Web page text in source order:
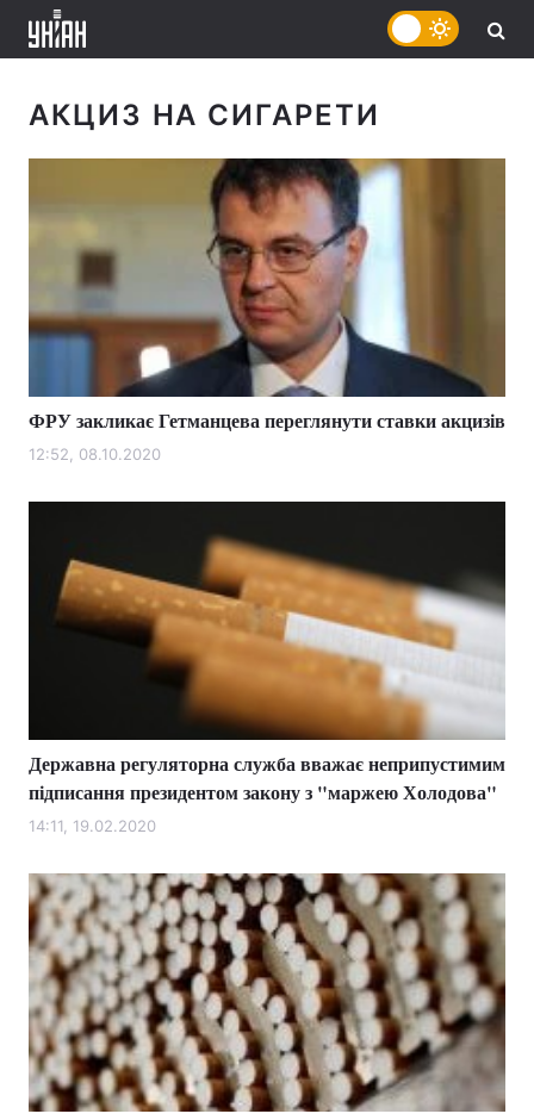
АКЦИЗ НА СИГАРЕТИ
ФРУ закликає Гетманцева переглянути ставки акцизів
12:52, 08.10.2020
Державна регуляторна служба вважає неприпустимим
підписання президентом закону з "маржею Холодова"
14:11, 19.02.2020